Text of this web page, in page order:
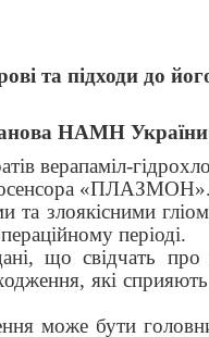
та підходи до
НАМН
верапаміл-
та злоякісними
періоді.
що свідчать
які
може бути